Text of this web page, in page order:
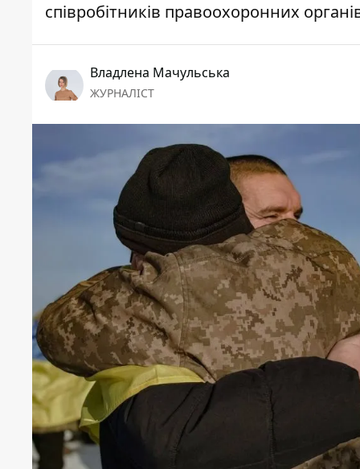
співробітників правоохоронних
Владлена Мачульська
ЖУРНАЛІСТ